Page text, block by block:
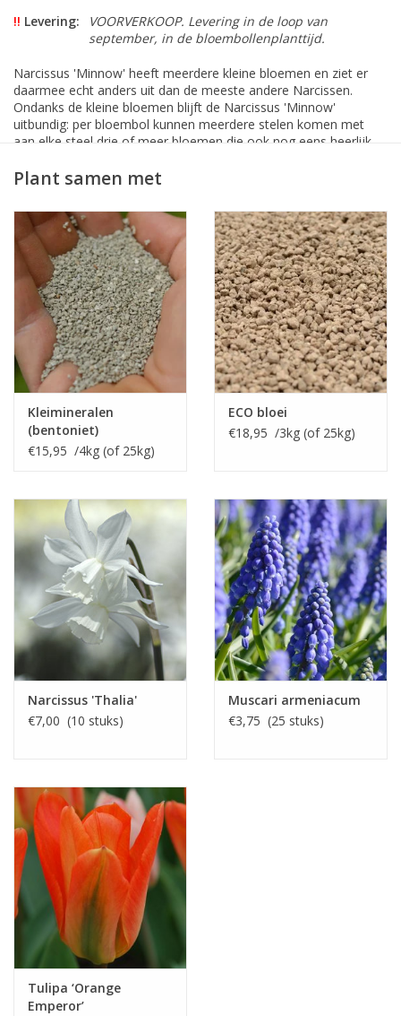
!! Levering:
VOORVERKOOP. Levering in de loop van
september, in de bloembollenplanttijd.
Narcissus 'Minnow' heeft meerdere kleine bloemen en ziet er
daarmee echt anders uit dan de meeste andere Narcissen.
Ondanks de kleine bloemen blijft de Narcissus 'Minnow'
uitbundig: per bloembol kunnen meerdere stelen komen met
aan elke steel drie of meer bloemen die ook nog eens heerlijk
Plant samen met
Kleimineralen
(bentoniet)
€15,95 /4kg (of 25kg)
ECO bloei
€18,95 /3kg (of 25kg)
Narcissus 'Thalia'
€7,00 (10 stuks)
Muscari armeniacum
€3,75 (25 stuks)
Tulipa ‘Orange
Emperor’